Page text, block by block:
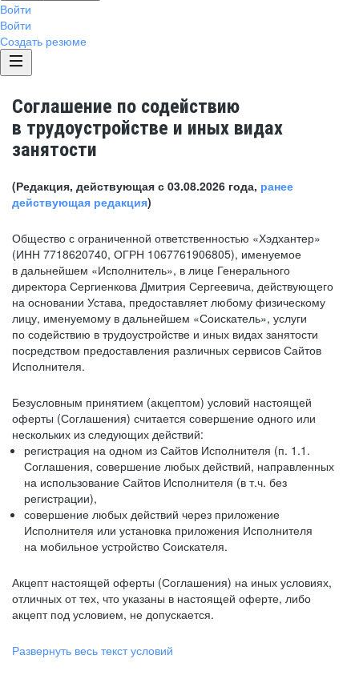
Войти
Войти
Создать резюме
Соглашение по содействию
в трудоустройстве и иных видах
занятости
(Редакция, действующая с 03.08.2026 года, ранее
действующая редакция)
Общество с ограниченной ответственностью «Хэдхантер»
(ИНН 7718620740, ОГРН 1067761906805), именуемое
в дальнейшем «Исполнитель», в лице Генерального
директора Сергиенкова Дмитрия Сергеевича, действующего
на основании Устава, предоставляет любому физическому
лицу, именуемому в дальнейшем «Соискатель», услуги
по содействию в трудоустройстве и иных видах занятости
посредством предоставления различных сервисов Сайтов
Исполнителя.
Безусловным принятием (акцептом) условий настоящей
оферты (Соглашения) считается совершение одного или
нескольких из следующих действий:
регистрация на одном из Сайтов Исполнителя (п. 1.1.
Соглашения, совершение любых действий, направленных
на использование Сайтов Исполнителя (в т.ч. без
регистрации),
совершение любых действий через приложение
Исполнителя или установка приложения Исполнителя
на мобильное устройство Соискателя.
Акцепт настоящей оферты (Соглашения) на иных условиях,
отличных от тех, что указаны в настоящей оферте, либо
акцепт под условием, не допускается.
Развернуть весь текст условий